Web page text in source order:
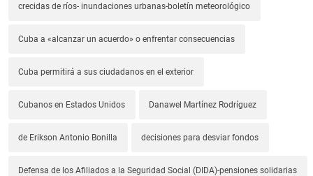
crecidas de ríos- inundaciones urbanas-boletín meteorológico
Cuba a «alcanzar un acuerdo» o enfrentar consecuencias
Cuba permitirá a sus ciudadanos en el exterior
Cubanos en Estados Unidos Danawel Martínez Rodríguez
de Erikson Antonio Bonilla decisiones para desviar fondos
Defensa de los Afiliados a la Seguridad Social (DIDA)-pensiones solidarias